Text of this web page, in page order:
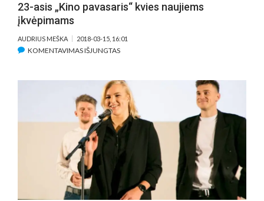
23-asis „Kino pavasaris“ kvies naujiems
įkvėpimams
AUDRIUS MEŠKA 2018-03-15, 16:01
KOMENTAVIMAS IŠJUNGTASĮRAŠE
„KINO
PAVASARIS“
KVIES
NAUJIEMS
ĮKVĖPIMAMS